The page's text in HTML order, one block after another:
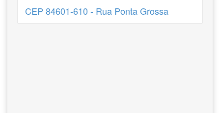
CEP 84601-610 - Rua Ponta Grossa